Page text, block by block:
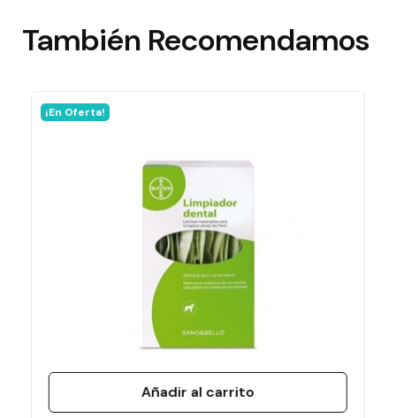
Artero
90 Ml
También Recomendamos
Añadir al carrito
¡En Oferta!